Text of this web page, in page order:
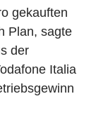
gekauften
Plan, sagte
der
Italia